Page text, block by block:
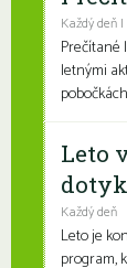
Každý deň |
Prečítané
letnými
Leto
Každý deň
Leto je
program,